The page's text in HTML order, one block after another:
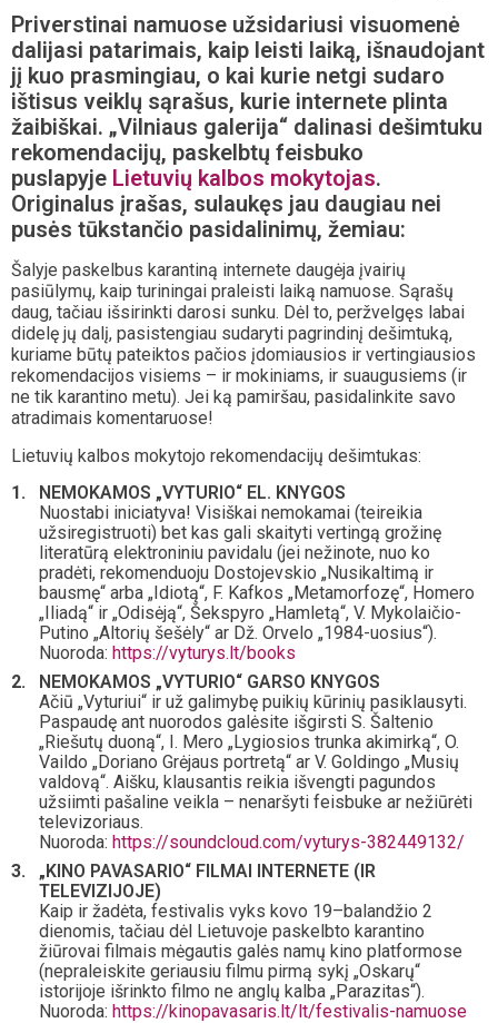
Priverstinai namuose užsidariusi visuomenė
dalijasi patarimais, kaip leisti laiką, išnaudojant
jį kuo prasmingiau, o kai kurie netgi sudaro
ištisus veiklų sąrašus, kurie internete plinta
žaibiškai. „Vilniaus galerija“ dalinasi dešimtuku
rekomendacijų, paskelbtų feisbuko
puslapyje Lietuvių kalbos mokytojas.
Originalus įrašas, sulaukęs jau daugiau nei
pusės tūkstančio pasidalinimų, žemiau:
Šalyje paskelbus karantiną internete daugėja įvairių
pasiūlymų, kaip turiningai praleisti laiką namuose. Sąrašų
daug, tačiau išsirinkti darosi sunku. Dėl to, peržvelgęs labai
didelę jų dalį, pasistengiau sudaryti pagrindinį dešimtuką,
kuriame būtų pateiktos pačios įdomiausios ir vertingiausios
rekomendacijos visiems – ir mokiniams, ir suaugusiems (ir
ne tik karantino metu). Jei ką pamiršau, pasidalinkite savo
atradimais komentaruose!
Lietuvių kalbos mokytojo rekomendacijų dešimtukas:
NEMOKAMOS „VYTURIO“ EL. KNYGOS
Nuostabi iniciatyva! Visiškai nemokamai (teireikia
užsiregistruoti) bet kas gali skaityti vertingą grožinę
literatūrą elektroniniu pavidalu (jei nežinote, nuo ko
pradėti, rekomenduoju Dostojevskio „Nusikaltimą ir
bausmę“ arba „Idiotą“, F. Kafkos „Metamorfozę“, Homero
„Iliadą“ ir „Odisėją“, Šekspyro „Hamletą“, V. Mykolaičio-
Putino „Altorių šešėly“ ar Dž. Orvelo „1984-uosius“).
Nuoroda: https://vyturys.lt/books
NEMOKAMOS „VYTURIO“ GARSO KNYGOS
Ačiū „Vyturiui“ ir už galimybę puikių kūrinių pasiklausyti.
Paspaudę ant nuorodos galėsite išgirsti S. Šaltenio
„Riešutų duoną“, I. Mero „Lygiosios trunka akimirką“, O.
Vaildo „Doriano Grėjaus portretą“ ar V. Goldingo „Musių
valdovą“. Aišku, klausantis reikia išvengti pagundos
užsiimti pašaline veikla – nenaršyti feisbuke ar nežiūrėti
televizoriaus.
Nuoroda: https://soundcloud.com/vyturys-382449132/
„KINO PAVASARIO“ FILMAI INTERNETE (IR
TELEVIZIJOJE)
Kaip ir žadėta, festivalis vyks kovo 19–balandžio 2
dienomis, tačiau dėl Lietuvoje paskelbto karantino
žiūrovai filmais mėgautis galės namų kino platformose
(nepraleiskite geriausiu filmu pirmą sykį „Oskarų“
istorijoje išrinkto filmo ne anglų kalba „Parazitas“).
Nuoroda: https://kinopavasaris.lt/lt/festivalis-namuose